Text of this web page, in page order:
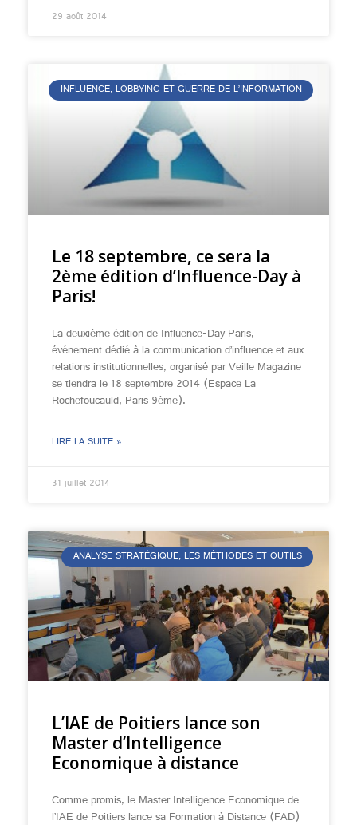
29 août 2014
INFLUENCE, LOBBYING ET GUERRE DE L’INFORMATION
Le 18 septembre, ce sera la
2ème édition d’Influence-Day à
Paris!
La deuxième édition de Influence-Day Paris,
événement dédié à la communication d’influence et aux
relations institutionnelles, organisé par Veille Magazine
se tiendra le 18 septembre 2014 (Espace La
Rochefoucauld, Paris 9ème).
LIRE LA SUITE »
31 juillet 2014
ANALYSE STRATÉGIQUE, LES MÉTHODES ET OUTILS
L’IAE de Poitiers lance son
Master d’Intelligence
Economique à distance
Comme promis, le Master Intelligence Economique de
l’IAE de Poitiers lance sa Formation à Distance (FAD)